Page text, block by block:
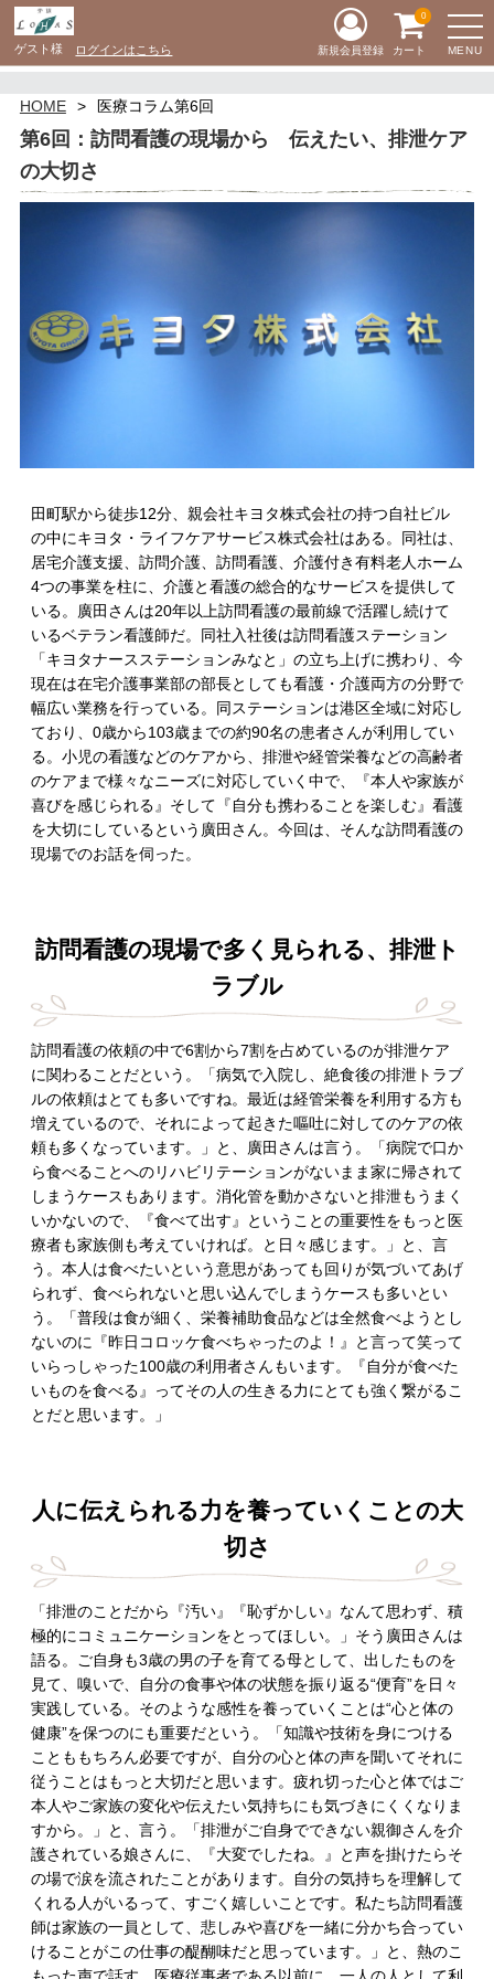
ゲスト様 ログインはこちら MENU
新規会員登録 カート
0
HOME 医療コラム第6回
第6回：訪問看護の現場から 伝えたい、排泄ケア
の大切さ
田町駅から徒歩12分、親会社キヨタ株式会社の持つ自社ビル
の中にキヨタ・ライフケアサービス株式会社はある。同社は、
居宅介護支援、訪問介護、訪問看護、介護付き有料老人ホーム
4つの事業を柱に、介護と看護の総合的なサービスを提供して
いる。廣田さんは20年以上訪問看護の最前線で活躍し続けて
いるベテラン看護師だ。同社入社後は訪問看護ステーション
「キヨタナースステーションみなと」の立ち上げに携わり、今
現在は在宅介護事業部の部長としても看護・介護両方の分野で
幅広い業務を行っている。同ステーションは港区全域に対応し
ており、0歳から103歳までの約90名の患者さんが利用してい
る。小児の看護などのケアから、排泄や経管栄養などの高齢者
のケアまで様々なニーズに対応していく中で、『本人や家族が
喜びを感じられる』そして『自分も携わることを楽しむ』看護
を大切にしているという廣田さん。今回は、そんな訪問看護の
現場でのお話を伺った。
訪問看護の現場で多く見られる、排泄ト
ラブル
訪問看護の依頼の中で6割から7割を占めているのが排泄ケア
に関わることだという。「病気で入院し、絶食後の排泄トラブ
ルの依頼はとても多いですね。最近は経管栄養を利用する方も
増えているので、それによって起きた嘔吐に対してのケアの依
頼も多くなっています。」と、廣田さんは言う。「病院で口か
ら食べることへのリハビリテーションがないまま家に帰されて
しまうケースもあります。消化管を動かさないと排泄もうまく
いかないので、『食べて出す』ということの重要性をもっと医
療者も家族側も考えていければ。と日々感じます。」と、言
う。本人は食べたいという意思があっても回りが気づいてあげ
られず、食べられないと思い込んでしまうケースも多いとい
う。「普段は食が細く、栄養補助食品などは全然食べようとし
ないのに『昨日コロッケ食べちゃったのよ！』と言って笑って
いらっしゃった100歳の利用者さんもいます。『自分が食べた
いものを食べる』ってその人の生きる力にとても強く繋がるこ
とだと思います。」
人に伝えられる力を養っていくことの大
切さ
「排泄のことだから『汚い』『恥ずかしい』なんて思わず、積
極的にコミュニケーションをとってほしい。」そう廣田さんは
語る。ご自身も3歳の男の子を育てる母として、出したものを
見て、嗅いで、自分の食事や体の状態を振り返る“便育”を日々
実践している。そのような感性を養っていくことは“心と体の
健康”を保つのにも重要だという。「知識や技術を身につける
ことももちろん必要ですが、自分の心と体の声を聞いてそれに
従うことはもっと大切だと思います。疲れ切った心と体ではご
本人やご家族の変化や伝えたい気持ちにも気づきにくくなりま
すから。」と、言う。「排泄がご自身でできない親御さんを介
護されている娘さんに、『大変でしたね。』と声を掛けたらそ
の場で涙を流されたことがあります。自分の気持ちを理解して
くれる人がいるって、すごく嬉しいことです。私たち訪問看護
師は家族の一員として、悲しみや喜びを一緒に分かち合ってい
けることがこの仕事の醍醐味だと思っています。」と、熱のこ